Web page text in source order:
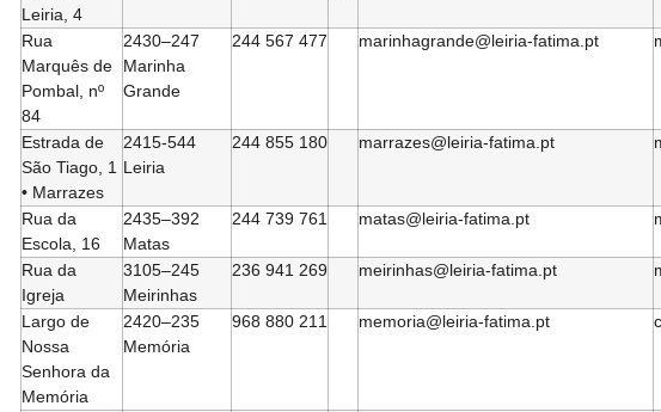
Leiria, 4
Rua
Marquês de
Pombal, nº
84
2430–247
Marinha
Grande
244 567 477 marinhagrande@leiria-fatima.pt
Estrada de
São Tiago, 1
• Marrazes
2415-544
Leiria
244 855 180 marrazes@leiria-fatima.pt
Rua da
Escola, 16
2435–392
Matas
244 739 761 matas@leiria-fatima.pt
Rua da
Igreja
3105–245
Meirinhas
236 941 269 meirinhas@leiria-fatima.pt
Largo de
Nossa
Senhora da
Memória
2420–235
Memória
‭968 880 211‬ memoria@leiria-fatima.pt